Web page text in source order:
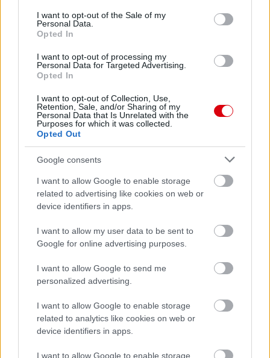
consent section.
I want to opt-out of the Sale of my
Personal Data.
Opted In
I want to opt-out of processing my
Personal Data for Targeted Advertising.
Opted In
I want to opt-out of Collection, Use,
Retention, Sale, and/or Sharing of my
Personal Data that Is Unrelated with the
Purposes for which it was collected.
Opted Out
Google consents
I want to allow Google to enable storage
related to advertising like cookies on web or
device identifiers in apps.
I want to allow my user data to be sent to
Google for online advertising purposes.
I want to allow Google to send me
personalized advertising.
I want to allow Google to enable storage
related to analytics like cookies on web or
device identifiers in apps.
I want to allow Google to enable storage